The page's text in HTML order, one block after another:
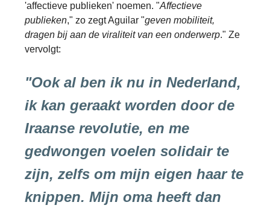
'affectieve publieken' noemen. "Affectieve
publieken," zo zegt Aguilar "geven mobiliteit,
dragen bij aan de viraliteit van een onderwerp." Ze
vervolgt:
"Ook al ben ik nu in Nederland,
ik kan geraakt worden door de
Iraanse revolutie, en me
gedwongen voelen solidair te
zijn, zelfs om mijn eigen haar te
knippen. Mijn oma heeft dan